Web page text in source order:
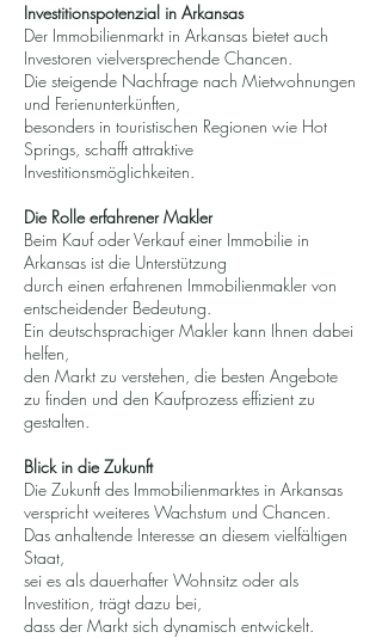
Investitionspotenzial in Arkansas
Der Immobilienmarkt in Arkansas bietet auch
Investoren vielversprechende Chancen.
Die steigende Nachfrage nach Mietwohnungen
und Ferienunterkünften,
besonders in touristischen Regionen wie Hot
Springs, schafft attraktive
Investitionsmöglichkeiten.
Die Rolle erfahrener Makler
Beim Kauf oder Verkauf einer Immobilie in
Arkansas ist die Unterstützung
durch einen erfahrenen Immobilienmakler von
entscheidender Bedeutung.
Ein deutschsprachiger Makler kann Ihnen dabei
helfen,
den Markt zu verstehen, die besten Angebote
zu finden und den Kaufprozess effizient zu
gestalten.
Blick in die Zukunft
Die Zukunft des Immobilienmarktes in Arkansas
verspricht weiteres Wachstum und Chancen.
Das anhaltende Interesse an diesem vielfältigen
Staat,
sei es als dauerhafter Wohnsitz oder als
Investition, trägt dazu bei,
dass der Markt sich dynamisch entwickelt.